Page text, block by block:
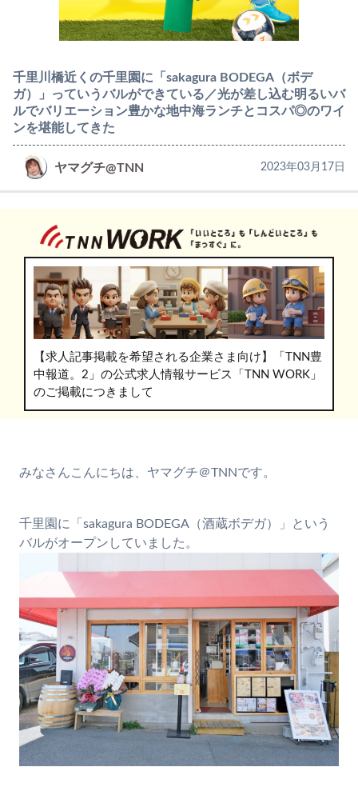
千里川橋近くの千里園に「sakagura BODEGA（ボデ
ガ）」っていうバルができている／光が差し込む明るいバ
ルでバリエーション豊かな地中海ランチとコスパ◎のワイ
ンを堪能してきた
ヤマグチ@TNN 2023年03月17日
【求人記事掲載を希望される企業さま向け】「TNN豊
中報道。2」の公式求人情報サービス「TNN WORK」
のご掲載につきまして
みなさんこんにちは、ヤマグチ＠TNNです。
千里園に「sakagura BODEGA（酒蔵ボデガ）」という
バルがオープンしていました。